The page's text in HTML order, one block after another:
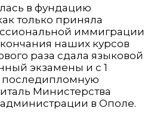
в фундацию
только приняла
иммиграции
наших курсов
раза сдала языковой
экзамены и с 1
последипломную
Министерства
в Ополе.